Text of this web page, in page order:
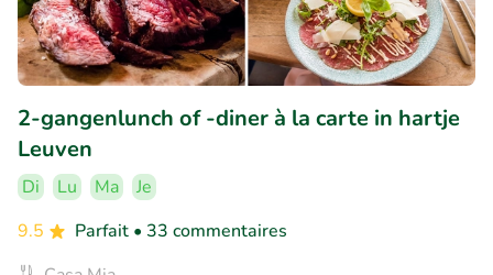
2-gangenlunch of -diner à la carte in hartje
Leuven
Di Lu Ma
Je
9.5
Parfait • 33 commentaires